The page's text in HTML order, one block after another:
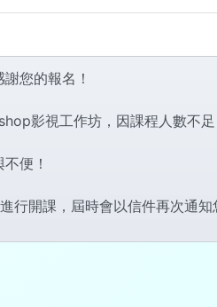
您的報名！
影視工作坊，因課程人數不足
便！
行開課，屆時會以信件再次通知